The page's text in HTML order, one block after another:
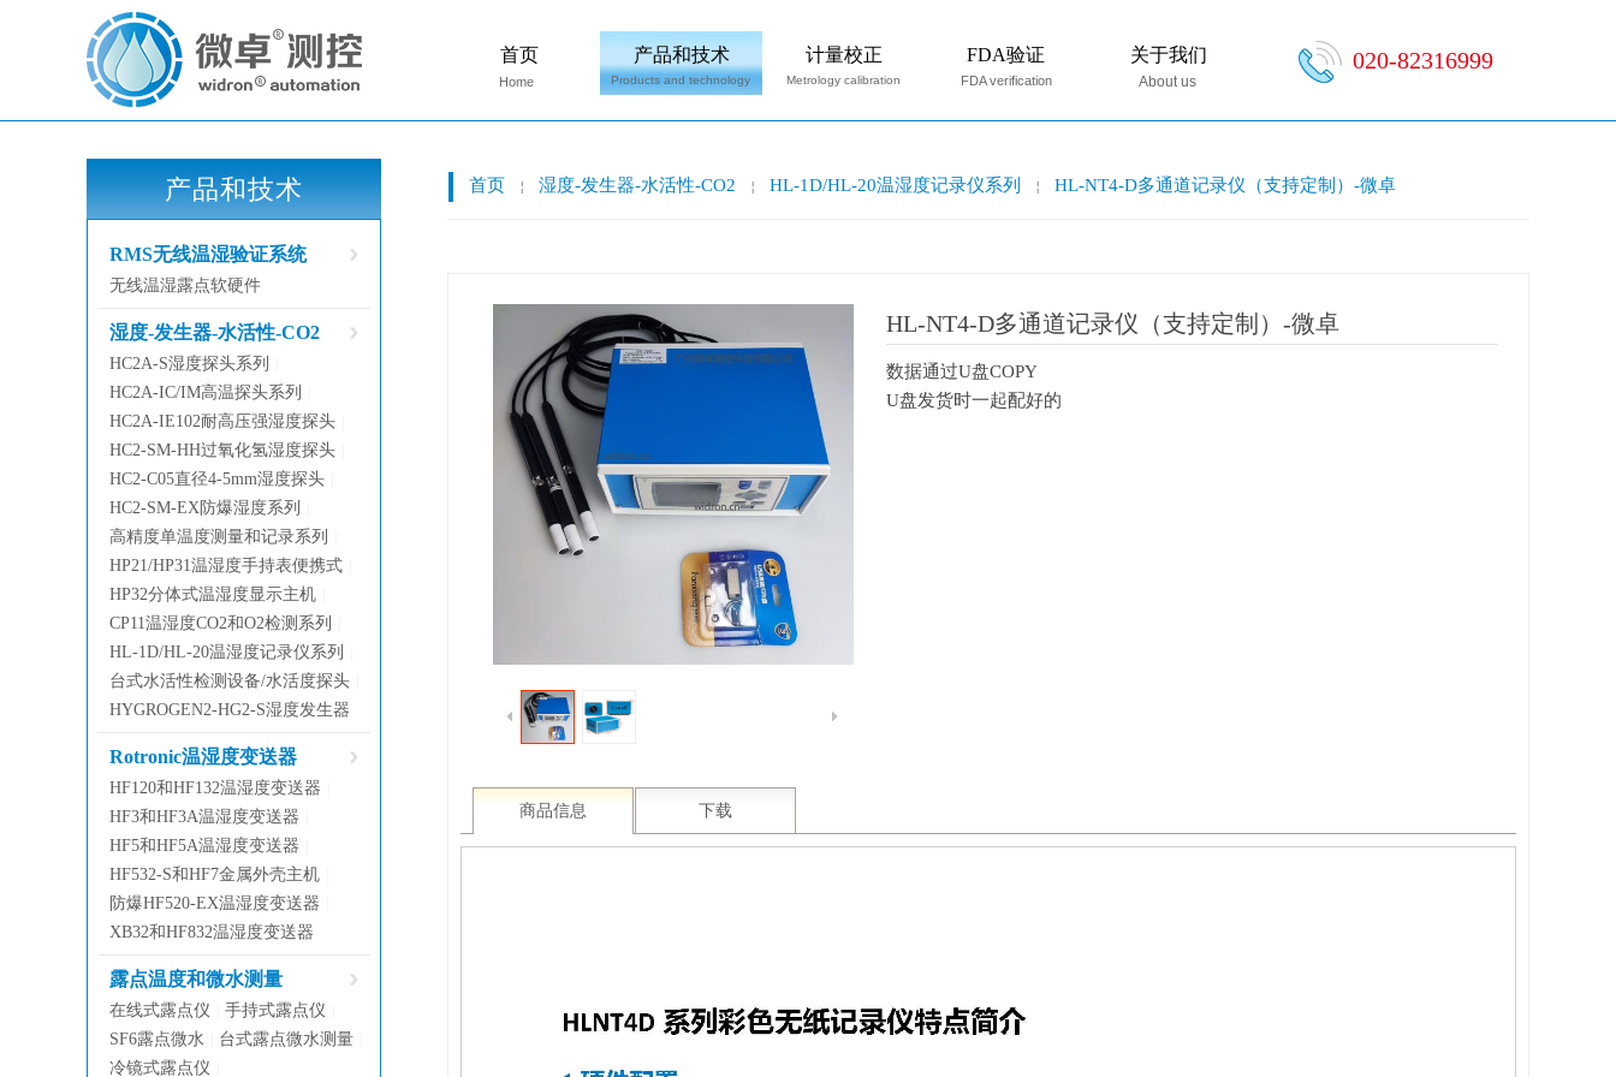
About us
020-82316999
Home Products and technology Metrology calibration FDA verification
首页 产品和技术 计量校正 FDA验证 关于我们
首页 ￤ 湿度-发生器-水活性-CO2 ￤ HL-1D/HL-20温湿度记录仪系列 ￤ HL-NT4-D多通道记录仪（支持定制）-微卓
产品和技术
RMS无线温湿验证系统
无线温湿露点软硬件
湿度-发生器-水活性-CO2
HC2A-S湿度探头系列
HC2A-IC/IM高温探头系列
HC2A-IE102耐高压强湿度探头
HC2-SM-HH过氧化氢湿度探头
HC2-C05直径4-5mm湿度探头
HC2-SM-EX防爆湿度系列
高精度单温度测量和记录系列
HP21/HP31温湿度手持表便携式
HP32分体式温湿度显示主机
CP11温湿度CO2和O2检测系列
HL-1D/HL-20温湿度记录仪系列
台式水活性检测设备/水活度探头
HYGROGEN2-HG2-S湿度发生器
Rotronic温湿度变送器
HF120和HF132温湿度变送器
HF3和HF3A温湿度变送器
HF5和HF5A温湿度变送器
HF532-S和HF7金属外壳主机
防爆HF520-EX温湿度变送器
XB32和HF832温湿度变送器
露点温度和微水测量
在线式露点仪 手持式露点仪
SF6露点微水 台式露点微水测量
冷镜式露点仪
HL-NT4-D多通道记录仪（支持定制）-微卓
数据通过U盘COPY
U盘发货时一起配好的
商品信息 下载